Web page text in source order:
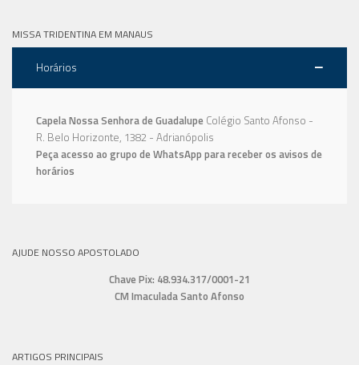
MISSA TRIDENTINA EM MANAUS
Horários
Capela Nossa Senhora de Guadalupe Colégio Santo Afonso -
R. Belo Horizonte, 1382 - Adrianópolis
Peça acesso ao grupo de WhatsApp para receber os avisos de
horários
AJUDE NOSSO APOSTOLADO
Chave Pix: 48.934.317/0001-21
CM Imaculada Santo Afonso
ARTIGOS PRINCIPAIS